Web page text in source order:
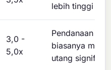
lebih tinggi
3,0 -
5,0x
Pendanaan
biasanya
utang